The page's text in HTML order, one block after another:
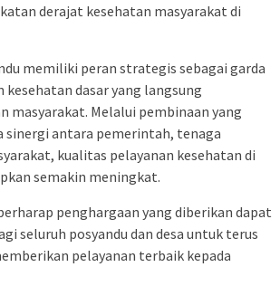
derajat kesehatan masyarakat di
memiliki peran strategis sebagai garda
kesehatan dasar yang langsung
masyarakat. Melalui pembinaan yang
sinergi antara pemerintah, tenaga
kualitas pelayanan kesehatan di
semakin meningkat.
penghargaan yang diberikan dapat
seluruh posyandu dan desa untuk terus
pelayanan terbaik kepada